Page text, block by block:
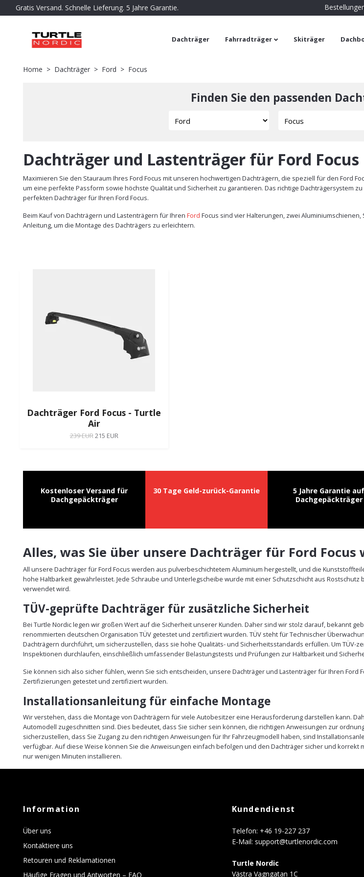
Gratis Versand. Schnelle Lieferung. 5 Jahre Garantie.
Dachträger Fahrradträger Skiträger
Home Dachträger Ford Focus
Finden Sie den passenden
Dachträger und Lastenträger für Ford Focus
Maximieren Sie den Stauraum Ihres Ford Focus mit unseren hochwertigen Dachträgern, die speziell für den Ford
um eine perfekte Passform sowie höchste Qualität und Sicherheit zu garantieren. Das richtige Dachträgersystem
perfekten Dachträger für Ihren Ford Focus.
Beim Kauf von Dachträgern und Lastenträgern für Ihren Ford Focus sind vier Halterungen, zwei
Anleitung, um die Montage des Dachträgers zu erleichtern.
Dachträger Ford Focus - Turtle
Air
239 EUR215 EUR
Kostenloser Versand für
Dachgepäckträger
30 Tage Geld-zurück-Garantie
5 Jahre Garantie auf
Dachgepäckträger
Alles, was Sie über unsere Dachträger für Ford Focus
All unsere Dachträger für Ford Focus werden aus pulverbeschichtetem Aluminium hergestellt, und die
hohe Haltbarkeit gewährleistet. Jede Schraube und Unterlegscheibe wurde mit einer Schutzschicht aus
verwendet wird.
TÜV-geprüfte Dachträger für zusätzliche Sicherheit
Bei Turtle Nordic legen wir großen Wert auf die Sicherheit unserer Kunden. Daher sind wir stolz darauf, bekannt
renommierten deutschen Organisation TÜV getestet und zertifiziert wurden. TÜV steht für Technischer
Dachträgern durchführt, um sicherzustellen, dass sie hohe Qualitäts- und Sicherheitsstandards erfüllen. Um
Inspektionen durchlaufen, einschließlich umfassender Belastungstests und Prüfungen zur Haltbarkeit und
Sie können sich also sicher fühlen, wenn Sie sich entscheiden, unsere Dachträger und Lastenträger für Ihren
Zertifizierungen getestet und zertifiziert wurden.
Installationsanleitung für einfache Montage
Wir verstehen, dass die Montage von Dachträgern für viele Autobesitzer eine Herausforderung darstellen kann.
Automodell zugeschnitten sind. Dies bedeutet, dass Sie sicher sein können, die richtigen Anweisungen zur
sicherzustellen, dass Sie Zugang zu den richtigen Anweisungen für Ihr Fahrzeugmodell haben, sind
verfügbar. Auf diese Weise können Sie die Anweisungen einfach befolgen und den Dachträger sicher und
nur wenigen Minuten installieren.
Information
Über uns
Kontaktiere uns
Retouren und Reklamationen
Häufige Fragen und Antworten – FAQ
Kundendienst
Telefon: +46 19-227 237
E-Mail: support@turtlenordic.com
Turtle Nordic
Västra Vagngatan 1C